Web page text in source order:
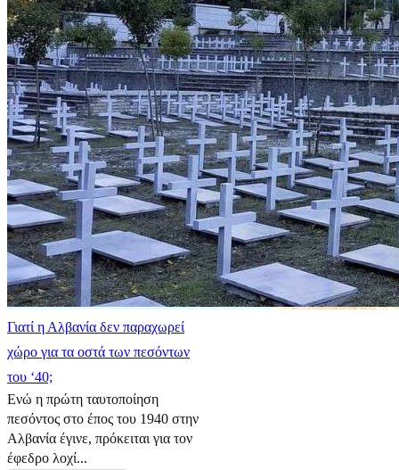
Γιατί η Αλβανία δεν παραχωρεί
χώρο για τα οστά των πεσόντων
του ‘40;
Ενώ η πρώτη ταυτοποίηση
πεσόντος στο έπος του 1940 στην
Αλβανία έγινε, πρόκειται για τον
έφεδρο λοχί...